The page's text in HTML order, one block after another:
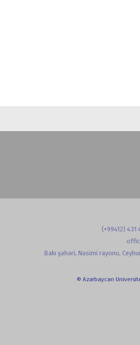
(+99412) 431
Bakı şəhəri, Nəsimi rayonu,
© Azərbaycan